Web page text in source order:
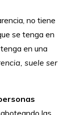
no tiene
se tenga en
en una
suele ser
las